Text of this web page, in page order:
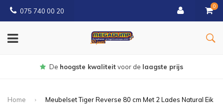
075 740 00 20
0
Gratisbezorgd vanaf € 150
Home
Meubelset Tiger Reverse 80 cm Met 2 Lades Natural Eik